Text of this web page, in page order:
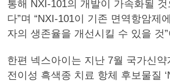
통해 NXI-101의 개발이 가속화될
다”며 “NXI-101이 기존 면역항암제
자의 생존율을 개선시킬 수 있을 것
한편 넥스아이는 지난 7월 국가신
전이성 흑색종 치료 항체 후보물질